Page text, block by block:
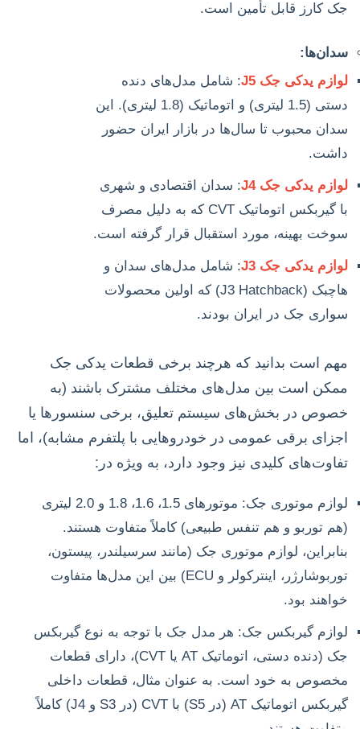
جک کارز قابل تأمین است.
سدان‌ها:
لوازم یدکی جک J5
: شامل مدل‌های دنده
دستی (1.5 لیتری) و اتوماتیک (1.8 لیتری). این
سدان محبوب تا سال‌ها در بازار ایران حضور
داشت.
لوازم یدکی جک J4
: سدان اقتصادی و شهری
با گیربکس اتوماتیک CVT که به دلیل مصرف
سوخت بهینه، مورد استقبال قرار گرفته است.
لوازم یدکی جک J3
: شامل مدل‌های سدان و
هاچبک (J3 Hatchback) که اولین محصولات
سواری جک در ایران بودند.
مهم است بدانید که هرچند برخی قطعات یدکی جک
ممکن است بین مدل‌های مختلف مشترک باشند (به
خصوص در بخش‌های سیستم تعلیق، برخی سنسورها یا
اجزای برقی عمومی در خودروهایی با پلتفرم مشابه)، اما
تفاوت‌های کلیدی نیز وجود دارد، به ویژه در:
لوازم موتوری جک: موتورهای 1.5، 1.6، 1.8 و 2.0 لیتری
(هم توربو و هم تنفس طبیعی) کاملاً متفاوت هستند.
بنابراین، لوازم موتوری جک (مانند سرسیلندر، پیستون،
توربوشارژر، اینترکولر و ECU) بین این مدل‌ها متفاوت
خواهند بود.
لوازم گیربکس جک: هر مدل جک با توجه به نوع گیربکس
جک (دنده دستی، اتوماتیک AT یا CVT)، دارای قطعات
مخصوص به خود است. به عنوان مثال، قطعات داخلی
گیربکس اتوماتیک AT (در S5) با CVT (در S3 و J4) کاملاً